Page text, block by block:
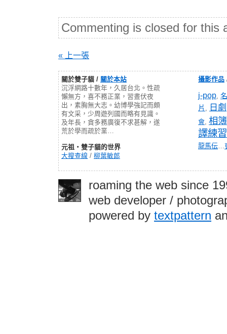
Commenting is closed for this
« 上一張
關於雙子貓 / 關於本站
沉浮網路十數年，久居台北。性疏
懶無方，喜不務正業，習晝伏夜
出，素胸無大志。幼博學強記而頗
有文采，少周遊列國而略有見識。
及年長，貪多務廣復不求甚解，遂
荒於學而疏於業…
元祖‧雙子貓的世界
大搜查線 / 柳葉敏郎
攝影作品
j-pop,
片 , 日劇
會, 相簿
譯練習
龍馬伝…
roaming the web since
web developer /
powered by textpattern